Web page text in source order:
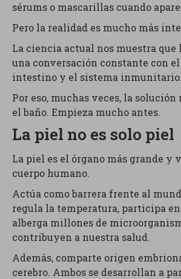
sérums o mascarillas cuando
Pero la realidad es mucho más
La ciencia actual nos muestra
una conversación constante con el
intestino y el sistema inmunitario.
Por eso, muchas veces, la solución
el baño. Empieza mucho antes.
La piel no es solo piel
La piel es el órgano más grande y
cuerpo humano.
Actúa como barrera frente al
regula la temperatura, participa
alberga millones de
contribuyen a nuestra salud.
Además, comparte origen
cerebro. Ambos se desarrollan a